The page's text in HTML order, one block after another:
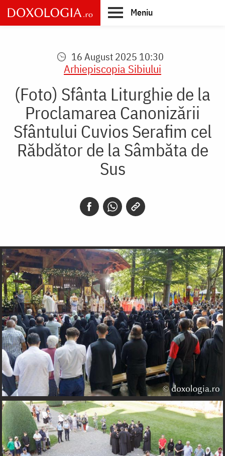
Skip
to
main
Meniu
16 August 2025 10:30
Arhiepiscopia Sibiului
(Foto) Sfânta Liturghie de la
Proclamarea Canonizării
Sfântului Cuvios Serafim cel
Răbdător de la Sâmbăta de
Sus